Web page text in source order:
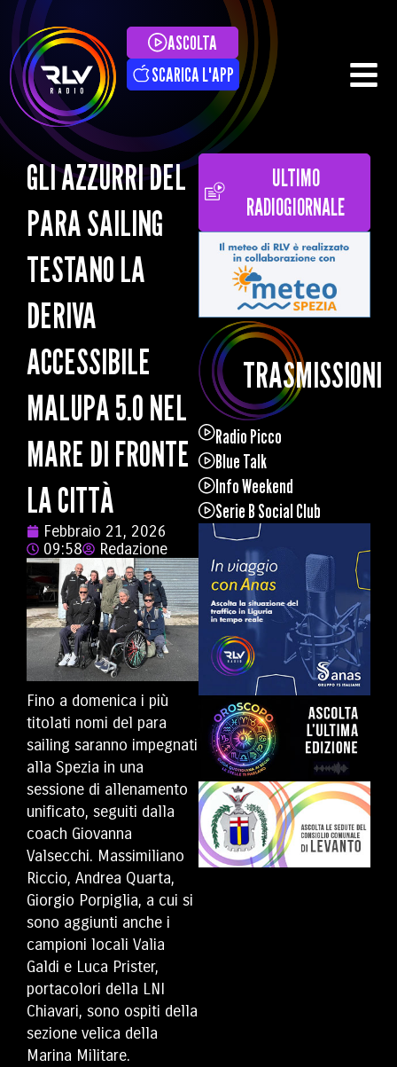
ASCOLTA
SCARICA L'APP
GLI AZZURRI DEL
PARA SAILING
TESTANO LA
DERIVA
ACCESSIBILE
MALUPA 5.0 NEL
MARE DI FRONTE
LA CITTÀ
Febbraio 21, 2026
09:58
Redazione
Fino a domenica i più
titolati nomi del para
sailing saranno impegnati
alla Spezia in una
sessione di allenamento
unificato, seguiti dalla
coach Giovanna
Valsecchi. Massimiliano
Riccio, Andrea Quarta,
Giorgio Porpiglia, a cui si
sono aggiunti anche i
campioni locali Valia
Galdi e Luca Prister,
portacolori della LNI
Chiavari, sono ospiti della
sezione velica della
Marina Militare.
ULTIMO
RADIOGIORNALE
TRASMISSIONI
Radio Picco
Blue Talk
Info Weekend
Serie B Social Club